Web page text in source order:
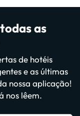
as
de hotéis
e as últimas
nossa aplicação!
nos lêem.